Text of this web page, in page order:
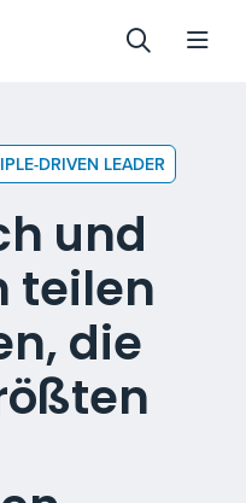
DRIVEN LEADER
und
teilen
die